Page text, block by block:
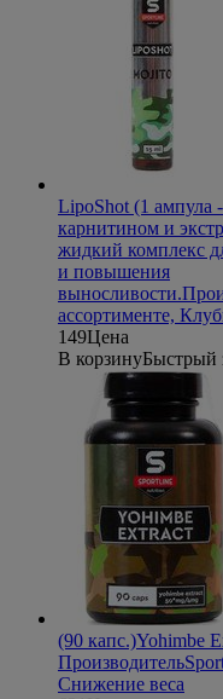
LipoShot (1 ампула
карнитином и
жидкий комплекс
и повышения
выносливости.
ассортименте,
149Цена
В корзинуБыстрый
(90 капс.)Yohimbe
Производитель
Снижение веса